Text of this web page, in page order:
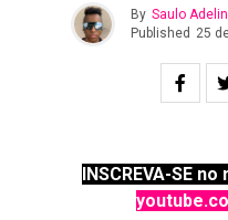
By Saulo
Published 25
INSCREVA-SE